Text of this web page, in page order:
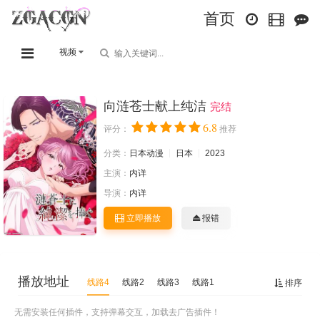
首页
视频
向涟苍士献上纯洁 完结
评分： 6.8 推荐
分类： 日本动漫 日本
2023
主演： 内详
导演： 内详
立即播放 报错
排序
播放地址 线路4 线路2 线路3 线路1
无需安装任何插件，支持弹幕交互，加载去广告插件！